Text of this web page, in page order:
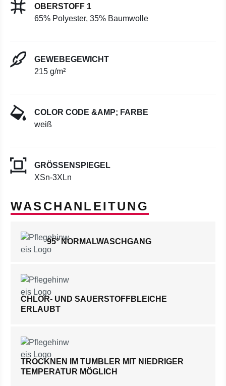
OBERSTOFF 1
65% Polyester, 35% Baumwolle
GEWEBEGEWICHT
215 g/m²
COLOR CODE &AMP; FARBE
weiß
GRÖSSENSPIEGEL
XSn-3XLn
WASCHANLEITUNG
95° NORMALWASCHGANG
CHLOR- UND SAUERSTOFFBLEICHE
ERLAUBT
TROCKNEN IM TUMBLER MIT NIEDRIGER
TEMPERATUR MÖGLICH